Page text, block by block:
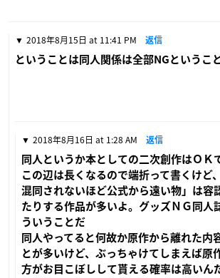
2018年8月15日 at 11:41 PM 返信
ということは同人関係は全部NGというこ
2018年8月16日 at 1:28 AM 返信
同人というか本としての二次創作はＯＫ
この辺は長くなるので端折って書くけど
混同されないほど公式から遠い物」は容
たりする作品が多いよ。グッズＮＧ同人
ういうことだ
同人やってると何故か原作から離れた内
とが多いけど、ぶっちゃけてしまえば原
方がお目こぼしして貰える確率は高いん